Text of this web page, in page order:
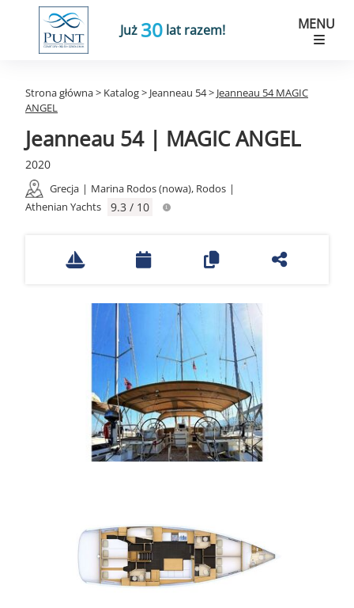
Już 30 lat razem! MENU
Strona główna> Katalog> Jeanneau 54> Jeanneau 54 MAGIC
ANGEL
Jeanneau 54 | MAGIC ANGEL
2020
Grecja | Marina Rodos (nowa), Rodos |
Athenian Yachts
9.3 / 10